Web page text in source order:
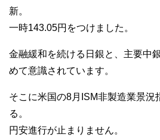
新。
一時143.05円をつけました。
金融緩和を続ける日銀と、主要中
めて意識されています。
そこに米国の8月ISM非製造業景況
る。
円安進行が止まりません。